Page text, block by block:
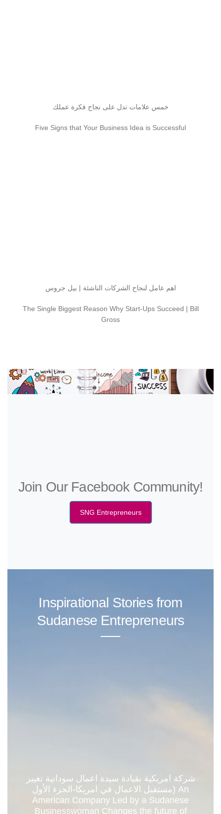
خمس علامات تدل على نجاح فكرة عملك
Five Signs that Your Business Idea is Successful
اهم عامل لنجاح الشركات الناشئة | بيل جروس
The Single Biggest Reason Why Start-Ups Succeed | Bill
Gross
Join Our Facebook Community!
SNG Entrepreneurs
Inspirational Stories from
Sudanese Entrepreneurs
شركة امريكية بقيادة سيدة اعمال سودانية تغيير
مستقبل الاعمال في امريكا-الجزء الأول) An
American Company Led by a Sudanese
Businesswoman Changes the future of